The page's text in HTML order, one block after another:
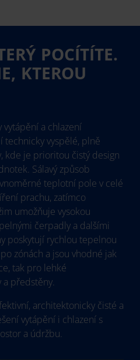
POCÍTÍTE.
KTEROU
vytápění a chlazení
technicky vyspělé, plně
kde je prioritou čistý design
Sálavý způsob
teplotní pole v celé
prachu, zatímco
umožňuje vysokou
čerpadly a dalšími
poskytují rychlou tepelnou
zónách a jsou vhodné jak
tak pro lehké
předstěny.
architektonicky čisté a
vytápění i chlazení s
a údržbu.